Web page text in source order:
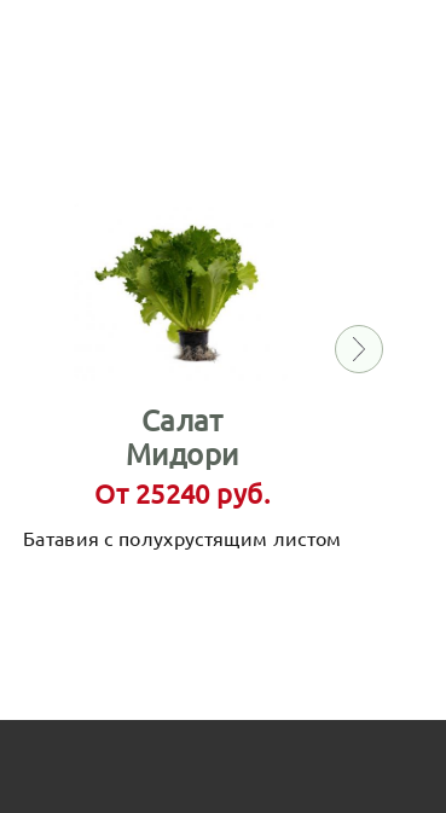
Салат
Мидори
От 25240 руб.
Батавия с полухрустящим листом